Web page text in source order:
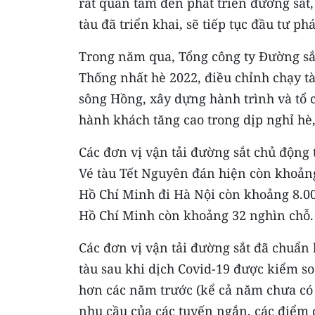
tàu đã triển khai, sẽ tiếp tục đầu tư
Trong năm qua, Tổng công ty Đường
Thống nhất hè 2022, điều chỉnh chạy
sông Hồng, xây dựng hành trình và tổ
hành khách tăng cao trong dịp nghỉ
Các đơn vị vận tải đường sắt chủ
Vé tàu Tết Nguyên đán hiện còn
Hồ Chí Minh đi Hà Nội còn khoảng
Hồ Chí Minh còn khoảng 32 nghìn chỗ.
Các đơn vị vận tải đường sắt đã
tàu sau khi dịch Covid-19 được kiểm
hơn các năm trước (kể cả năm chưa
nhu cầu của các tuyến ngắn, các